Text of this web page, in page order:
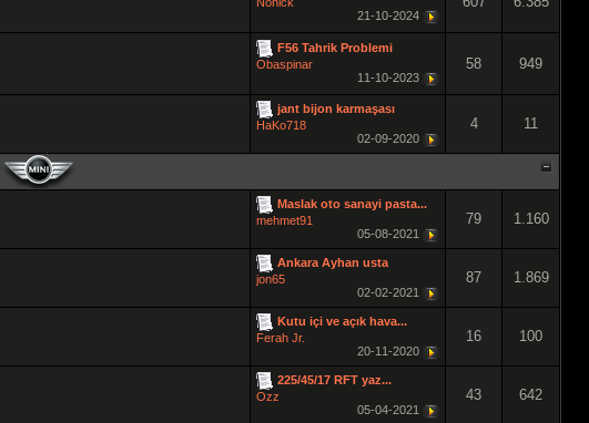
21-10-2024
F56 Tahrik Problemi
Obaspinar
11-10-2023
58 949
jant bijon karmaşası
HaKo718
02-09-2020
4 11
Maslak oto sanayi pasta...
mehmet91
05-08-2021
79 1.160
Ankara Ayhan usta
jon65
02-02-2021
87 1.869
Kutu içi ve açık hava...
Ferah Jr.
20-11-2020
16 100
225/45/17 RFT yaz...
Ozz
05-04-2021
43 642